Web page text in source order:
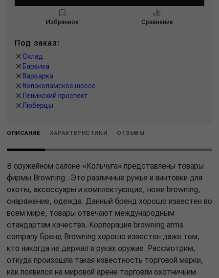
Избранное Сравнение
Под заказ:
Склад
Барвиха
Варварка
Волоколамское шоссе
Ленинский проспект
Люберцы
ОПИСАНИЕ ХАРАКТЕРИСТИКИ ОТЗЫВЫ
В оружейном салоне «Кольчуга» представлены товары
фирмы Browning . Это различные ружья и винтовки для
охоты, аксессуары и комплектующие, ножи browning,
снаряжение, одежда. Данный бренд хорошо известен во
всем мире, товары отвечают международным
стандартам качества. Корпорация browning arms
company Бренд Browning хорошо известен даже тем,
кто никогда не держал в руках оружие. Рассмотрим,
откуда произошла такая известность торговой марки,
как появился на мировой арене торговли охотничьим